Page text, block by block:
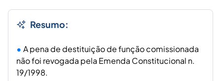
Resumo:
A pena de destituição de função comissionada
não foi revogada pela Emenda Constitucional n.
19/1998.